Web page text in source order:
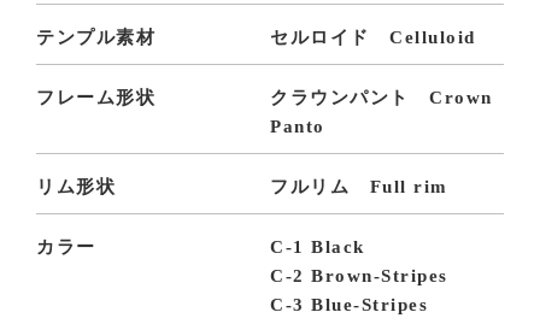
テンプル素材 セルロイド Celluloid
フレーム形状
クラウンパント Crown
Panto
リム形状 フルリム Full rim
カラー
C-1 Black
C-2 Brown-Stripes
C-3 Blue-Stripes